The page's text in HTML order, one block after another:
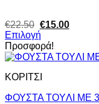
€22.50 Original
price
was:
€22.50.
€15.00Η
είναι:
Επιλογή
Αυτό
το
έχει
παραλλαγές.
Προσφορά!
ΚΟΡΙΤΣΙ
ΦΟΥΣΤΑ TOYΛΙ ΜΕ